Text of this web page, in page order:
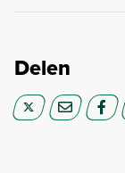
Delen